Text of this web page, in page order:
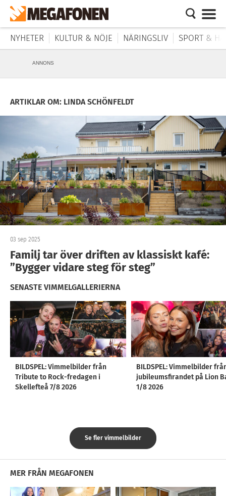
NYHETER KULTUR & NÖJE NÄRINGSLIV SPORT &
ANNONS
ARTIKLAR OM: LINDA SCHÖNFELDT
03 sep 2025
Familj tar över driften av klassiskt kafé:
”Bygger vidare steg för steg”
SENASTE VIMMELGALLERIERNA
BILDSPEL: Vimmelbilder från
Tribute to Rock-fredagen i
Skellefteå 7/8 2026
BILDSPEL: Vimmelbilder
jubileumsfirandet på Lion
1/8 2026
Se fler vimmelbilder
MER FRÅN MEGAFONEN